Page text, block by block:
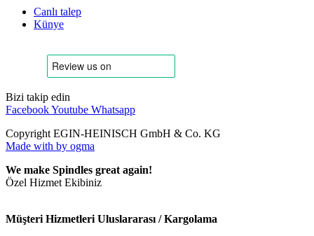
Canlı talep
Künye
Bizi takip edin
FacebookYoutube Whatsapp
Copyright EGIN-HEINISCH GmbH & Co. KG
Made with by ogma
We make Spindles great again!
Özel Hizmet Ekibiniz
Müşteri Hizmetleri Uluslararası / Kargolama